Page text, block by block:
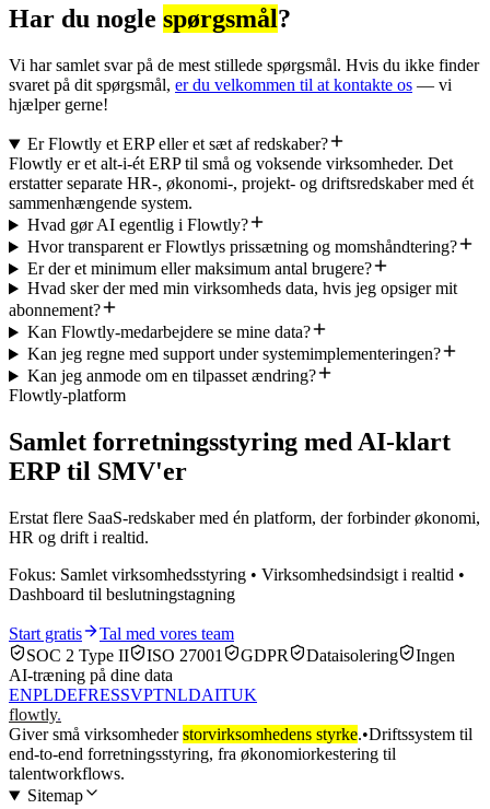
Har du nogle spørgsmål?
Vi har samlet svar på de mest stillede spørgsmål. Hvis du ikke finder
svaret på dit spørgsmål, er du velkommen til at kontakte os — vi
hjælper gerne!
Er Flowtly et ERP eller et sæt af redskaber?
Flowtly er et alt-i-ét ERP til små og voksende virksomheder. Det
erstatter separate HR-, økonomi-, projekt- og driftsredskaber med ét
sammenhængende system.
Hvad gør AI egentlig i Flowtly?
Hvor transparent er Flowtlys prissætning og momshåndtering?
Er der et minimum eller maksimum antal brugere?
Hvad sker der med min virksomheds data, hvis jeg opsiger mit
abonnement?
Kan Flowtly-medarbejdere se mine data?
Kan jeg regne med support under systemimplementeringen?
Kan jeg anmode om en tilpasset ændring?
Flowtly-platform
Samlet forretningsstyring med AI-klart
ERP til SMV'er
Erstat flere SaaS-redskaber med én platform, der forbinder økonomi,
HR og drift i realtid.
Fokus: Samlet virksomhedsstyring • Virksomhedsindsigt i realtid •
Dashboard til beslutningstagning
Start gratis
Tal med vores team
SOC 2 Type II
ISO 27001 GDPR Dataisolering
Ingen
AI-træning på dine data
ENPLDEFRESSVPTNLDAITUK
flowtly.
Giver små virksomhederstorvirksomhedens styrke.•Driftssystem til
end-to-end forretningsstyring, fra økonomiorkestering til
talentworkflows.
Sitemap